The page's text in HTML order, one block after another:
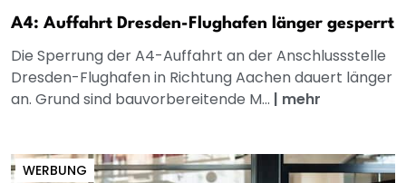
A4: Auffahrt Dresden-Flughafen länger gesperrt
Die Sperrung der A4-Auffahrt an der Anschlussstelle
Dresden-Flughafen in Richtung Aachen dauert länger
an. Grund sind bauvorbereitende M... | mehr
WERBUNG